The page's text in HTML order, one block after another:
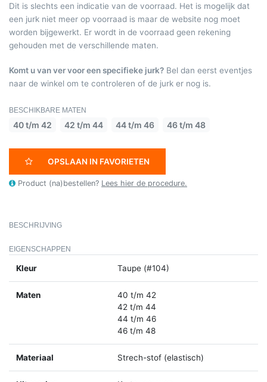
Dit is slechts een indicatie van de voorraad. Het is mogelijk dat
een jurk niet meer op voorraad is maar de website nog moet
worden bijgewerkt. Er wordt in de voorraad geen rekening
gehouden met de verschillende maten.
Komt u van ver voor een specifieke jurk? Bel dan eerst eventjes
naar de winkel om te controleren of de jurk er nog is.
BESCHIKBARE MATEN
40 t/m 42 42 t/m 44 44 t/m 46 46 t/m 48
OPSLAAN IN FAVORIETEN
Product (na)bestellen? Lees hier de procedure.
BESCHRIJVING
EIGENSCHAPPEN
Kleur Taupe (#104)
Maten
40 t/m 42
42 t/m 44
44 t/m 46
46 t/m 48
Materiaal Strech-stof (elastisch)